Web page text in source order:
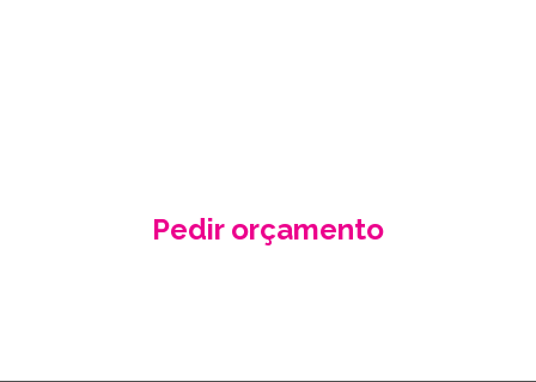
Pedir orçamento